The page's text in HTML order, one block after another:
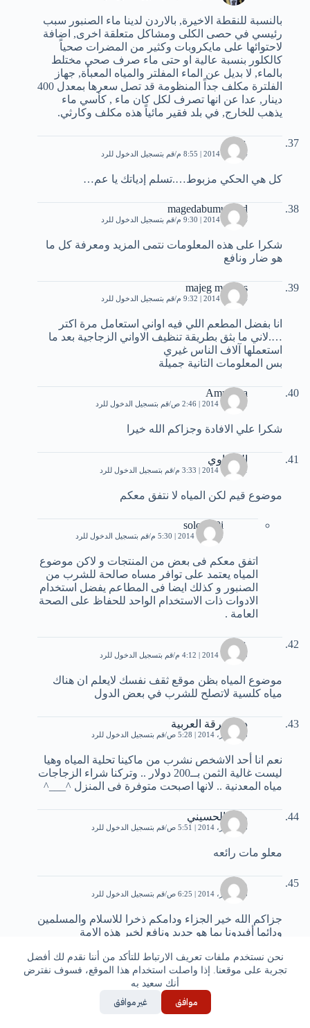
نحن نستخدم ملفات تعريف الارتباط للتأكد من أننا نقدم لك أفضل
تجربة على موقعنا. إذا واصلت استخدام هذا الموقع، فسوف نفترض
أنك سعيد به
موافق غير موافق
بالنسبة للنقطة الاخيرة, بالاردن لدينا ماء الصنبور سبب
رئيسي في حصى الكلى ومشاكل متعلقة اخرى, اضافة
لاحتوائها على مايكروبات وكثير من المضرات صحياً
كالكلور بنسبة عالية او حتى ماء صرف صحي مختلط
بالماء, لا بديل عن الماء المفلتر والمياه المعبأة, جهاز
الفلترة مكلف جداً المنظومة قد تصل سعرها بمعدل 400
دينار, عدا عن انها تصرف لكل كان ماء , كأسي ماء
يذهب للخارج, في بلد فقير مائياً هذه مكلف وكارثي.
عبدو
24 يناير، 2014 | 8:55 م قم بتسجيل الدخول للرد
كل هي الحكي مزبوط….تسلم إدياتك يا عم…
magedabumuhand
24 يناير، 2014 | 9:30 م قم بتسجيل الدخول للرد
شكرا على هذه المعلومات نتمى المزيد ومعرفة كل ما
هو ضار ونافع
majeg malhies
24 يناير، 2014 | 9:32 م قم بتسجيل الدخول للرد
انا بفضل المطعم اللي فيه اواني استعامل مرة اكتر
….لاني ما بثق بطريقة تنظيف الاواني الزجاجية بعد ما
استعملها آلاف الناس غيري
بس المعلومات التانية جميلة
Amr Tota
1 فبراير، 2014 | 2:46 ص قم بتسجيل الدخول للرد
شكرا علي الافادة وجزاكم الله خيرا
السماوي
1 فبراير، 2014 | 3:33 م قم بتسجيل الدخول للرد
موضوع قيم لكن المياه لا نتفق معكم
solo 540i
9 فبراير، 2014 | 5:30 م قم بتسجيل الدخول للرد
اتفق معكم فى بعض من المنتجات و لاكن موضوع
المياه يعتمد على توافر مساه صالحة للشرب من
الصنبور و كذلك ايضا فى المطاعم يفضل استخدام
الادوات ذات الاستخدام الواحد للحفاظ على الصحة
العامة .
علي
9 فبراير، 2014 | 4:12 م قم بتسجيل الدخول للرد
موضوع المياه بظن موقع ثقف نفسك لايعلم ان هناك
مياه كلسية لاتصلح للشرب في بعض الدول
دولة برقة العربية
13 فبراير، 2014 | 5:28 ص قم بتسجيل الدخول للرد
نعم انا أحد الاشخص نشرب من ماكينا تحلية المياه وهيا
ليست غالية الثمن بــ200 دولار .. وتركنا شراء الزجاجات
مياه المعدنية .. لانها اصبحت متوفرة فى المنزل ^___^
13 فبراير، 2014 | 5:51 ص قم بتسجيل الدخول للرد
معلو مات رائعه
محمد
13 فبراير، 2014 | 6:25 ص قم بتسجيل الدخول للرد
جزاكم الله خير الجزاء ودامكم ذخرا للاسلام والمسلمين
ودائما أفيدونا بما هو جديد ونافع لخير هذه الامة
mourad
13 فبراير، 2014 | 8:53 ص قم بتسجيل الدخول للرد
أنت تقول أن “التعليقات باللغة العربية فقط مع مراعاة
القواعد اللغوية ” إذن اشرحلي هذه “زجاجات بلاستيكية”